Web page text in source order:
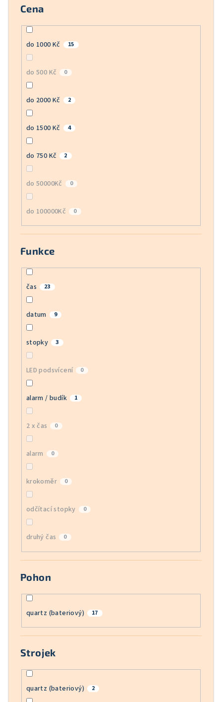
Cena
do 1000 Kč 15
do 500 Kč 0
do 2000 Kč 2
do 1500 Kč 4
do 750 Kč 2
do 50000Kč 0
do 100000Kč 0
Funkce
čas 23
datum 9
stopky 3
LED podsvícení 0
alarm / budík 1
2 x čas 0
alarm 0
krokoměr 0
odčítací stopky 0
druhý čas 0
Pohon
quartz (bateriový) 17
Strojek
quartz (bateriový) 2